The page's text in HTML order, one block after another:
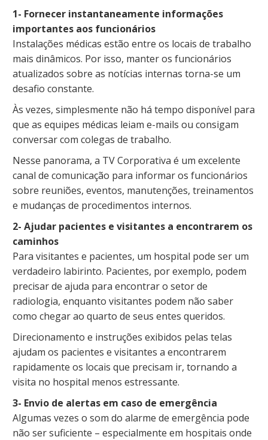
1- Fornecer instantaneamente informações
importantes aos funcionários
Instalações médicas estão entre os locais de trabalho
mais dinâmicos. Por isso, manter os funcionários
atualizados sobre as notícias internas torna-se um
desafio constante.
Às vezes, simplesmente não há tempo disponível para
que as equipes médicas leiam e-mails ou consigam
conversar com colegas de trabalho.
Nesse panorama, a TV Corporativa é um excelente
canal de comunicação para informar os funcionários
sobre reuniões, eventos, manutenções, treinamentos
e mudanças de procedimentos internos.
2- Ajudar pacientes e visitantes a encontrarem os
caminhos
Para visitantes e pacientes, um hospital pode ser um
verdadeiro labirinto. Pacientes, por exemplo, podem
precisar de ajuda para encontrar o setor de
radiologia, enquanto visitantes podem não saber
como chegar ao quarto de seus entes queridos.
Direcionamento e instruções exibidos pelas telas
ajudam os pacientes e visitantes a encontrarem
rapidamente os locais que precisam ir, tornando a
visita no hospital menos estressante.
3- Envio de alertas em caso de emergência
Algumas vezes o som do alarme de emergência pode
não ser suficiente – especialmente em hospitais onde